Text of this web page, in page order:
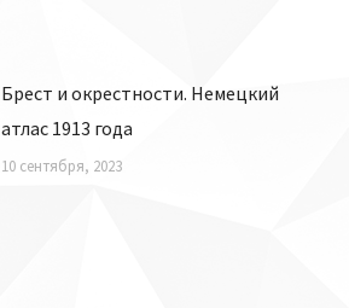
Брест и окрестности. Немецкий
атлас 1913 года
10 сентября, 2023